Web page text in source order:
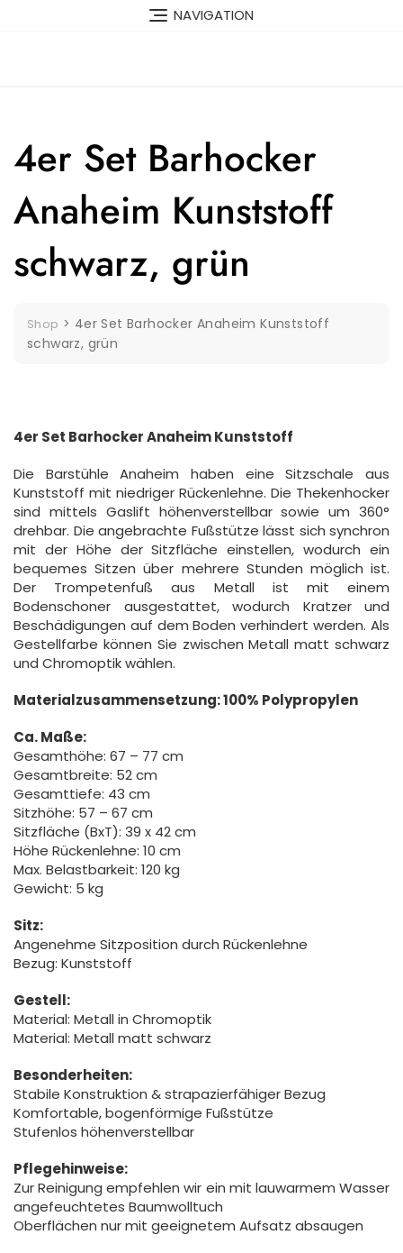
NAVIGATION
4er Set Barhocker
Anaheim Kunststoff
schwarz, grün
Shop > 4er Set Barhocker Anaheim Kunststoff
schwarz, grün
4er Set Barhocker Anaheim Kunststoff
Die Barstühle Anaheim haben eine Sitzschale aus
Kunststoff mit niedriger Rückenlehne. Die Thekenhocker
sind mittels Gaslift höhenverstellbar sowie um 360°
drehbar. Die angebrachte Fußstütze lässt sich synchron
mit der Höhe der Sitzfläche einstellen, wodurch ein
bequemes Sitzen über mehrere Stunden möglich ist.
Der Trompetenfuß aus Metall ist mit einem
Bodenschoner ausgestattet, wodurch Kratzer und
Beschädigungen auf dem Boden verhindert werden. Als
Gestellfarbe können Sie zwischen Metall matt schwarz
und Chromoptik wählen.
Materialzusammensetzung: 100% Polypropylen
Ca. Maße:
Gesamthöhe: 67 – 77 cm
Gesamtbreite: 52 cm
Gesamttiefe: 43 cm
Sitzhöhe: 57 – 67 cm
Sitzfläche (BxT): 39 x 42 cm
Höhe Rückenlehne: 10 cm
Max. Belastbarkeit: 120 kg
Gewicht: 5 kg
Sitz:
Angenehme Sitzposition durch Rückenlehne
Bezug: Kunststoff
Gestell:
Material: Metall in Chromoptik
Material: Metall matt schwarz
Besonderheiten:
Stabile Konstruktion & strapazierfähiger Bezug
Komfortable, bogenförmige Fußstütze
Stufenlos höhenverstellbar
Pflegehinweise:
Zur Reinigung empfehlen wir ein mit lauwarmem Wasser
angefeuchtetes Baumwolltuch
Oberflächen nur mit geeignetem Aufsatz absaugen